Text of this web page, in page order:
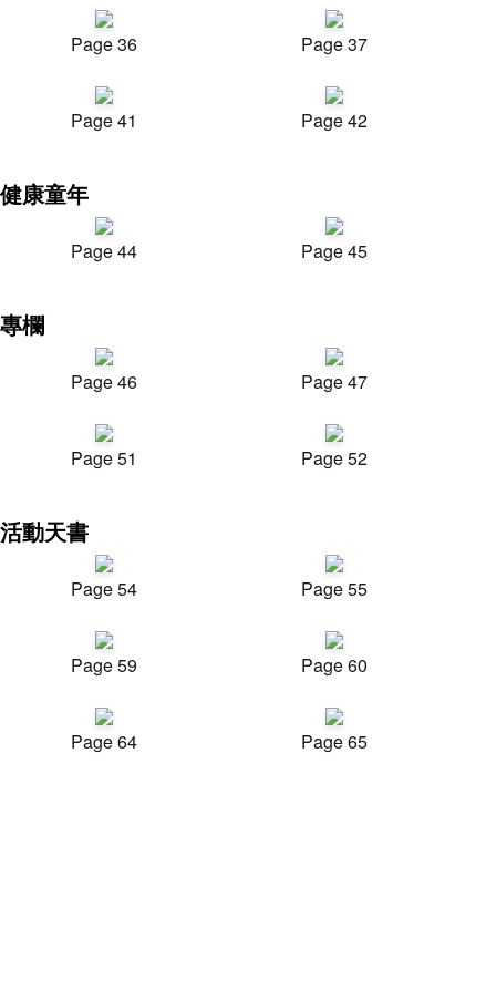
Page 36 Page 37
Page 41 Page 42
健康童年
Page 44 Page 45
專欄
Page 46 Page 47
Page 51 Page 52
活動天書
Page 54 Page 55
Page 59 Page 60
Page 64 Page 65